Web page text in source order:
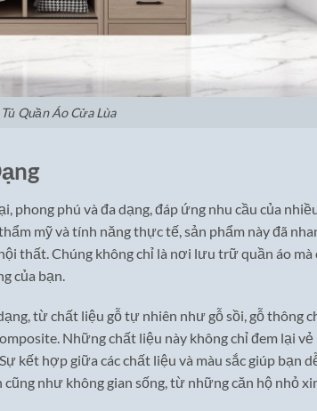
Quần Áo Cửa Lùa
phong phú và đa dạng, đáp ứng nhu cầu của
mỹ và tính năng thực tế, sản phẩm này đã
thất. Chúng không chỉ là nơi lưu trữ quần áo mà
của bạn.
từ chất liệu gỗ tự nhiên như gỗ sồi, gỗ thông
Những chất liệu này không chỉ đem lại vẻ
kết hợp giữa các chất liệu và màu sắc giúp bạn
như không gian sống, từ những căn hộ nhỏ